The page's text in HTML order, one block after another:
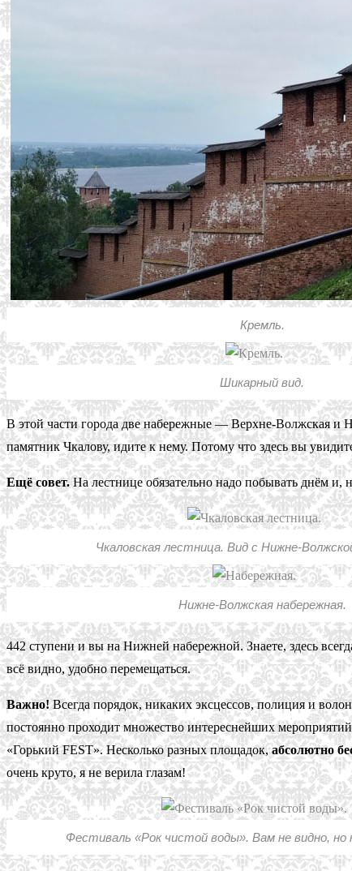
Кремль.
Шикарный вид.
В этой части города две набережные — Верхне-Волжская и
памятник Чкалову, идите к нему. Потому что здесь вы
Ещё совет.На лестнице обязательно надо побывать днём
Чкаловская лестница. Вид с Нижне-
Нижне-Волжская набережная.
442 ступени и вы на Нижней набережной. Знаете, здесь
всё видно, удобно перемещаться.
Важно!Всегда порядок, никаких эксцессов, полиция и
постоянно проходит множество интереснейших
«Горький FEST». Несколько разных площадок,абсолютно
очень круто, я не верила глазам!
Фестиваль «Рок чистой воды». Вам не видно, но